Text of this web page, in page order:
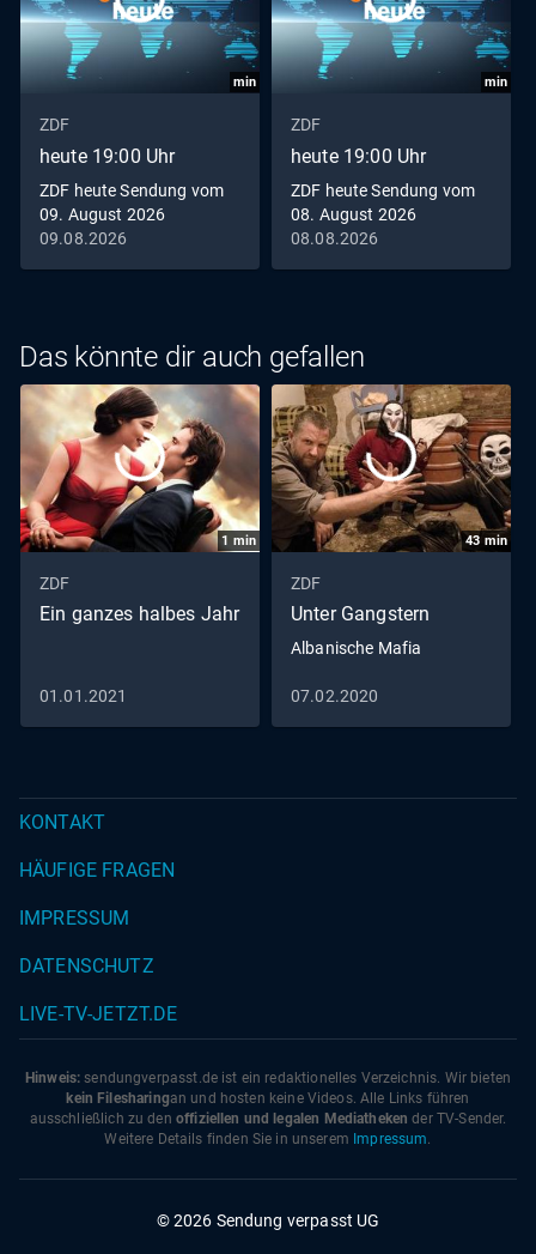
min
ZDF
heute 19:00 Uhr
ZDF heute Sendung vom
09. August 2026
09.08.2026
min
ZDF
heute 19:00 Uhr
ZDF heute Sendung vom
08. August 2026
08.08.2026
Das könnte dir auch gefallen
1 min
ZDF
Ein ganzes halbes Jahr
01.01.2021
43 min
ZDF
Unter Gangstern
Albanische Mafia
07.02.2020
KONTAKT
HÄUFIGE FRAGEN
IMPRESSUM
DATENSCHUTZ
LIVE-TV-JETZT.DE
Hinweis: sendungverpasst.de ist ein redaktionelles Verzeichnis. Wir bieten
kein Filesharingan und hosten keine Videos. Alle Links führen
ausschließlich zu den offiziellen und legalen Mediatheken der TV-Sender.
Weitere Details finden Sie in unserem Impressum.
© 2026 Sendung verpasst UG